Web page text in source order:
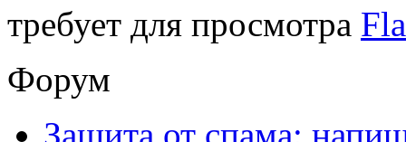
требует для просмотра
Форум